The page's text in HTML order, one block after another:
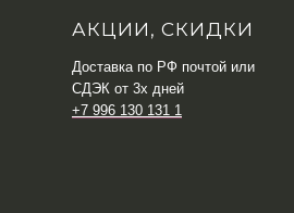
АКЦИИ, СКИДКИ
Доставка по РФ почтой или
СДЭК от 3х дней
+7 996 130 131 1